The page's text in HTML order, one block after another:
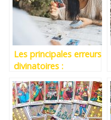
Les principales erreurs
divinatoires :
questions et l’emploi
des mots-valises
[ARTICLE]